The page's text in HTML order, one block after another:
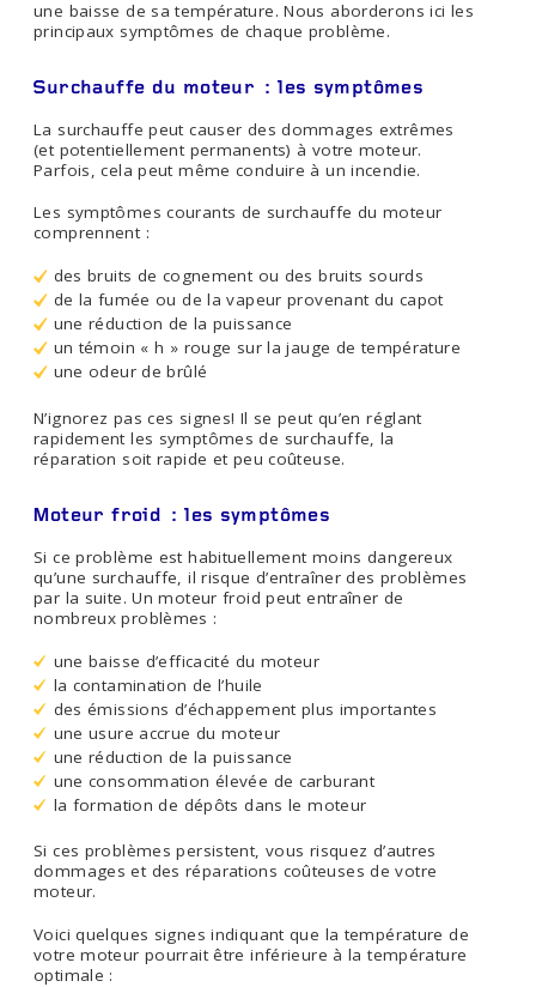
une baisse de sa température. Nous aborderons ici les
principaux symptômes de chaque problème.
Surchauffe du moteur : les symptômes
La surchauffe peut causer des dommages extrêmes
(et potentiellement permanents) à votre moteur.
Parfois, cela peut même conduire à un incendie.
Les symptômes courants de surchauffe du moteur
comprennent :
des bruits de cognement ou des bruits sourds
de la fumée ou de la vapeur provenant du capot
une réduction de la puissance
un témoin « h » rouge sur la jauge de température
une odeur de brûlé
N’ignorez pas ces signes! Il se peut qu’en réglant
rapidement les symptômes de surchauffe, la
réparation soit rapide et peu coûteuse.
Moteur froid : les symptômes
Si ce problème est habituellement moins dangereux
qu’une surchauffe, il risque d’entraîner des problèmes
par la suite. Un moteur froid peut entraîner de
nombreux problèmes :
une baisse d’efficacité du moteur
la contamination de l’huile
des émissions d’échappement plus importantes
une usure accrue du moteur
une réduction de la puissance
une consommation élevée de carburant
la formation de dépôts dans le moteur
Si ces problèmes persistent, vous risquez d’autres
dommages et des réparations coûteuses de votre
moteur.
Voici quelques signes indiquant que la température de
votre moteur pourrait être inférieure à la température
optimale :